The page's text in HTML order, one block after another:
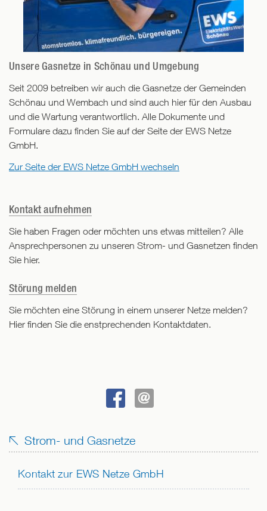
Unsere Gasnetze in Schönau und Umgebung
Seit 2009 betreiben wir auch die Gasnetze der Gemeinden
Schönau und Wembach und sind auch hier für den Ausbau
und die Wartung verantwortlich. Alle Dokumente und
Formulare dazu finden Sie auf der Seite der EWS Netze
GmbH.
Zur Seite der EWS Netze GmbH wechseln
Kontakt aufnehmen
Sie haben Fragen oder möchten uns etwas mitteilen? Alle
Ansprechpersonen zu unseren Strom- und Gasnetzen finden
Sie hier.
Störung melden
Sie möchten eine Störung in einem unserer Netze melden?
Hier finden Sie die enstprechenden Kontaktdaten.
TEILEN
Strom- und Gasnetze
Kontakt zur EWS Netze GmbH